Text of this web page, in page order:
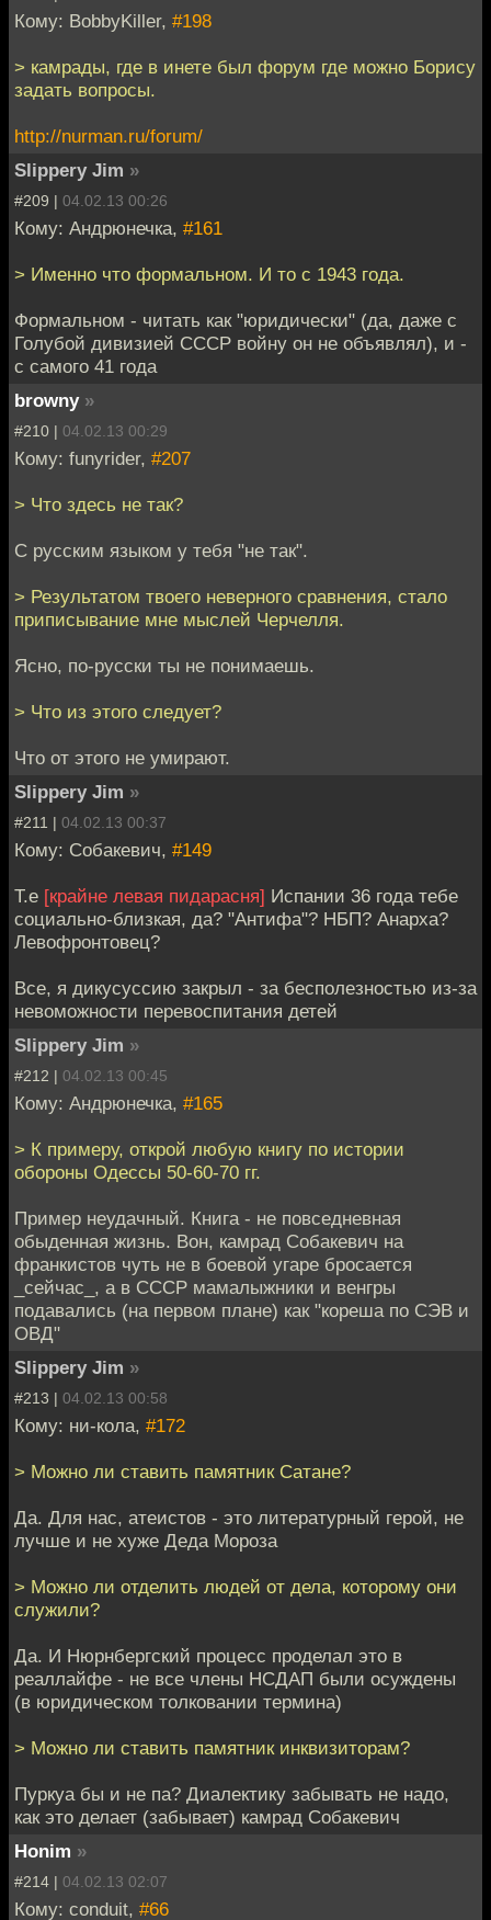
Кому: BobbyKiller, #198
> камрады, где в инете был форум где можно Борису
задать вопросы.
http://nurman.ru/forum/
Slippery Jim »
#209 | 04.02.13 00:26
Кому: Андрюнечка, #161
> Именно что формальном. И то с 1943 года.
Формальном - читать как "юридически" (да, даже с
Голубой дивизией СССР войну он не объявлял), и -
с самого 41 года
browny »
#210 | 04.02.13 00:29
Кому: funyrider, #207
> Что здесь не так?
С русским языком у тебя "не так".
> Результатом твоего неверного сравнения, стало
приписывание мне мыслей Черчелля.
Ясно, по-русски ты не понимаешь.
> Что из этого следует?
Что от этого не умирают.
Slippery Jim »
#211 | 04.02.13 00:37
Кому: Собакевич, #149
Т.е [крайне левая пидарасня] Испании 36 года тебе
социально-близкая, да? "Антифа"? НБП? Анарха?
Левофронтовец?
Все, я дикусуссию закрыл - за бесполезностью из-за
невоможности перевоспитания детей
Slippery Jim »
#212 | 04.02.13 00:45
Кому: Андрюнечка, #165
> К примеру, открой любую книгу по истории
обороны Одессы 50-60-70 гг.
Пример неудачный. Книга - не повседневная
обыденная жизнь. Вон, камрад Собакевич на
франкистов чуть не в боевой угаре бросается
_сейчас_, а в СССР мамалыжники и венгры
подавались (на первом плане) как "кореша по СЭВ и
ОВД"
Slippery Jim »
#213 | 04.02.13 00:58
Кому: ни-кола, #172
> Можно ли ставить памятник Сатане?
Да. Для нас, атеистов - это литературный герой, не
лучше и не хуже Деда Мороза
> Можно ли отделить людей от дела, которому они
служили?
Да. И Нюрнбергский процесс проделал это в
реаллайфе - не все члены НСДАП были осуждены
(в юридическом толковании термина)
> Можно ли ставить памятник инквизиторам?
Пуркуа бы и не па? Диалектику забывать не надо,
как это делает (забывает) камрад Собакевич
Honim »
#214 | 04.02.13 02:07
Кому: conduit, #66